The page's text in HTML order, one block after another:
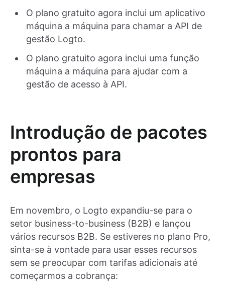
O plano gratuito agora inclui um aplicativo
máquina a máquina para chamar a API de
gestão Logto.
O plano gratuito agora inclui uma função
máquina a máquina para ajudar com a
gestão de acesso à API.
Introdução de pacotes
prontos para
empresas
Em novembro, o Logto expandiu-se para o
setor business-to-business (B2B) e lançou
vários recursos B2B. Se estiveres no plano Pro,
sinta-se à vontade para usar esses recursos
sem se preocupar com tarifas adicionais até
começarmos a cobrança: